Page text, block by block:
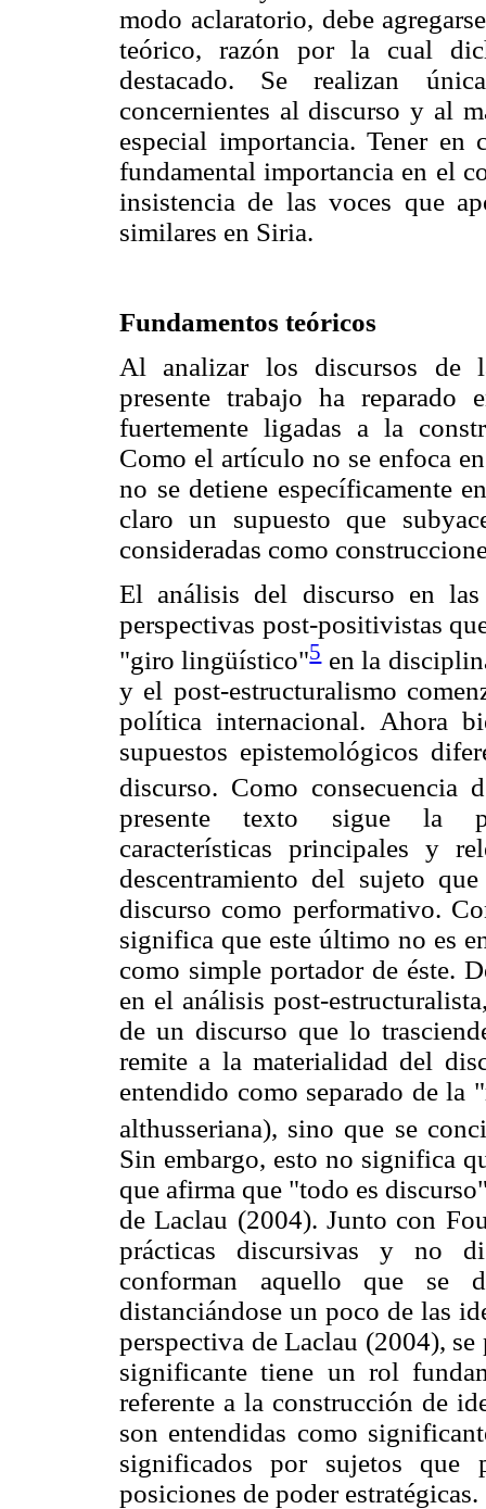
modo aclaratorio, debe
teórico, razón por la cual
destacado. Se realizan
concernientes al discurso y al
especial importancia. Tener
fundamental importancia en el
insistencia de las voces que
similares en Siria.
Fundamentos teóricos
Al analizar los discursos de
presente trabajo ha reparado
fuertemente ligadas a la
Como el artículo no se enfoca
no se detiene específicamente
claro un supuesto que
consideradas como
El análisis del discurso en
perspectivas post-positivistas
"giro lingüístico"5en la
y el post-estructuralismo
política internacional. Ahora
supuestos epistemológicos
discurso. Como consecuencia
presente texto sigue la
características principales y
descentramiento del sujeto
discurso como performativo.
significa que este último no es
como simple portador de éste.
en el análisis post-
de un discurso que lo
remite a la materialidad del
entendido como separado de la
althusseriana), sino que se
Sin embargo, esto no significa
que afirma que "todo es
de Laclau (2004). Junto con
prácticas discursivas y no
conforman aquello que se
distanciándose un poco de las
perspectiva de Laclau (2004),
significante tiene un rol
referente a la construcción de
son entendidas como
significados por sujetos que
posiciones de poder estratégicas.